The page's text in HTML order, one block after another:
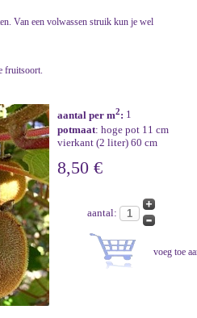
Van een volwassen struik kun je wel
fruitsoort.
aantal per m2: 1
potmaat: hoge pot 11 cm
vierkant (2 liter) 60 cm
8,50 €
aantal: